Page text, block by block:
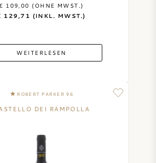
109,00 (OHNE MWST.)
129,71 (INKL. MWST.)
WEITERLESEN
ROBERT PARKER 96
DEI RAMPOLLA